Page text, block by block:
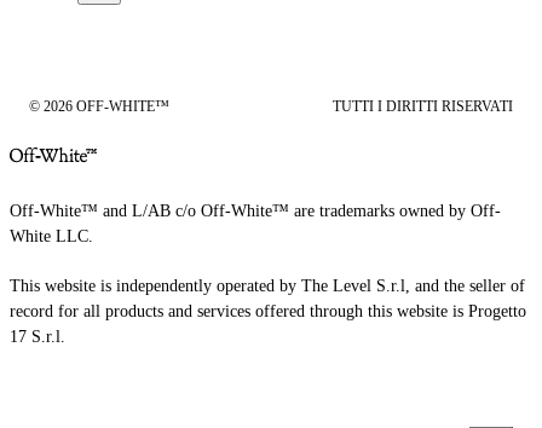
© 2026 OFF-WHITE™ TUTTI I DIRITTI RISERVATI
Off-White™ and L/AB c/o Off-White™ are trademarks owned by Off-
White LLC.
This website is independently operated by The Level S.r.l, and the seller of
record for all products and services offered through this website is Progetto
17 S.r.l.